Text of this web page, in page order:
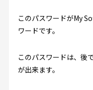
このパスワードがMy
ワードです。
このパスワードは、後
が出来ます。